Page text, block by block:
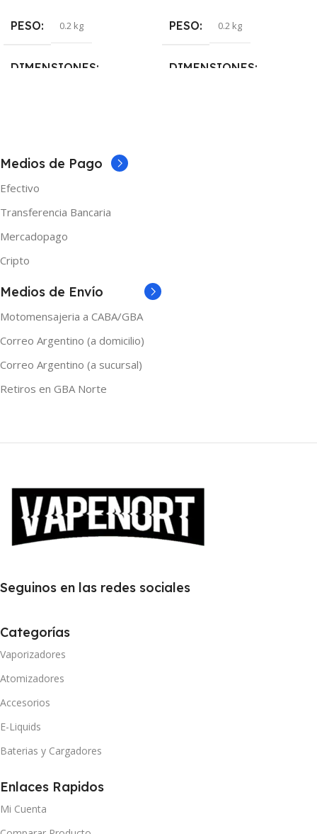
PESO 0.2 kg
DIMENSIONES
PESO 0.2 kg
DIMENSIONES
Medios de Pago
Efectivo
Transferencia Bancaria
Mercadopago
Cripto
Medios de Envío
Motomensajeria a CABA/GBA
Correo Argentino (a domicilio)
Correo Argentino (a sucursal)
Retiros en GBA Norte
Seguinos en las redes sociales
Categorías
Vaporizadores
Atomizadores
Accesorios
E-Liquids
Baterias y Cargadores
Enlaces Rapidos
Mi Cuenta